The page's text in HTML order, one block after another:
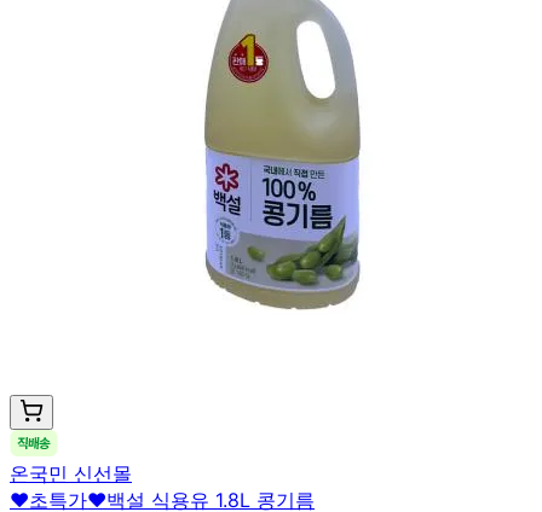
온국민 신선몰
❤️초특가❤️백설 식용유 1.8L 콩기름